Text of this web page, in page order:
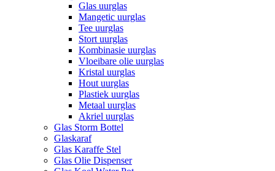
Glas uurglas
Mangetic uurglas
Tee uurglas
Stort uurglas
Kombinasie uurglas
Vloeibare olie uurglas
Kristal uurglas
Hout uurglas
Plastiek uurglas
Metaal uurglas
Akriel uurglas
Glas Storm Bottel
Glaskaraf
Glas Karaffe Stel
Glas Olie Dispenser